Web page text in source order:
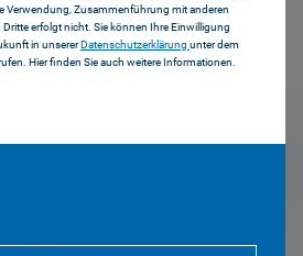
Verwendung, Zusammenführung mit anderen
Dritte erfolgt nicht. Sie können Ihre Einwilligung
in unsererDatenschutzerklärung unter dem
Hier finden Sie auch weitere Informationen.